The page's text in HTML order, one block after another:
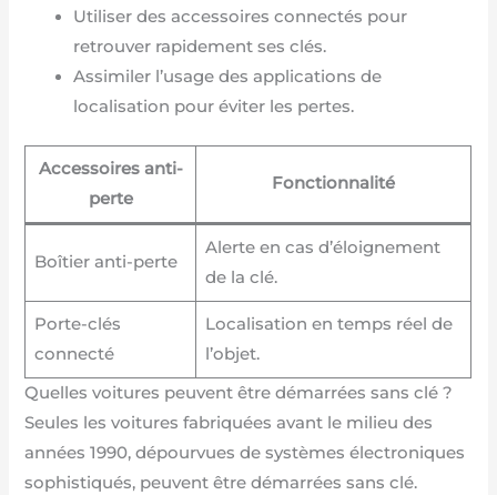
Utiliser des accessoires connectés pour
retrouver rapidement ses clés.
Assimiler l’usage des applications de
localisation pour éviter les pertes.
Accessoires anti-
perte
Fonctionnalité
Boîtier anti-perte
Alerte en cas d’éloignement
de la clé.
Porte-clés
connecté
Localisation en temps réel de
l’objet.
Quelles voitures peuvent être démarrées sans clé ?
Seules les voitures fabriquées avant le milieu des
années 1990, dépourvues de systèmes électroniques
sophistiqués, peuvent être démarrées sans clé.